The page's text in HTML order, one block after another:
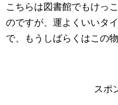
こちらは図書館でもけっ
のですが、運よくいいタ
で、もうしばらくはこの
スポ